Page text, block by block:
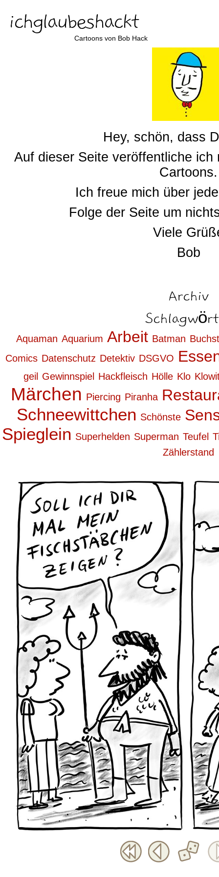
ichglaubeshackt
Cartoons von Bob Hack
Hey, schön, dass
Auf dieser Seite veröffentliche ich
Cartoons.
Ich freue mich über
Folge der Seite um
Viele
Bob
Archiv
Aquaman Aquarium Arbeit Batman
Comics Datenschutz Detektiv DSGVO
geil Gewinnspiel Hackfleisch Hölle Klo
Märchen Piercing Piranha
Schneewittchen Schönste
Spieglein Superhelden Superman Teufel
Zählerstand